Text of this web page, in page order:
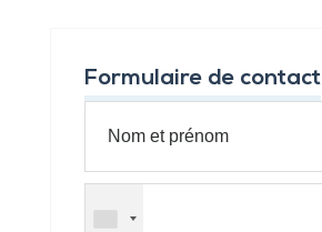
Formulaire de contact